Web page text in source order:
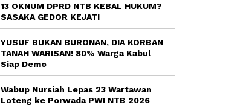
13 OKNUM DPRD NTB KEBAL HUKUM?
SASAKA GEDOR KEJATI
YUSUF BUKAN BURONAN, DIA KORBAN
TANAH WARISAN! 80% Warga Kabul
Siap Demo
Wabup Nursiah Lepas 23 Wartawan
Loteng ke Porwada PWI NTB 2026